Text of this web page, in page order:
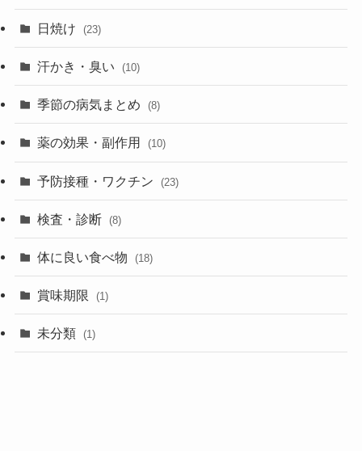
日焼け (23)
汗かき・臭い (10)
季節の病気まとめ (8)
薬の効果・副作用 (10)
予防接種・ワクチン (23)
検査・診断 (8)
体に良い食べ物 (18)
賞味期限 (1)
未分類 (1)